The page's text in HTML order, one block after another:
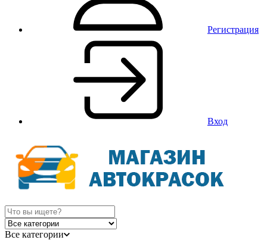
Регистрация
Вход
Все категории